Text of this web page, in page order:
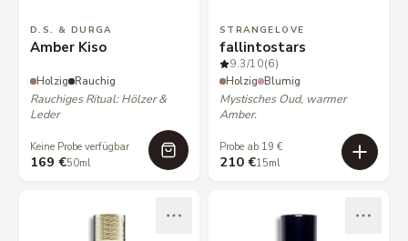
D.S. & DURGA
Amber Kiso
Holzig Rauchig
Rauchiges Ritual: Hölzer &
Leder
Keine Probe verfügbar
169 €50ml
STRANGELOVE
fallintostars
9.3/10(6)
Holzig Blumig
Mystisches Oud, warmer
Amber.
Probe ab 19 €
210 €15ml